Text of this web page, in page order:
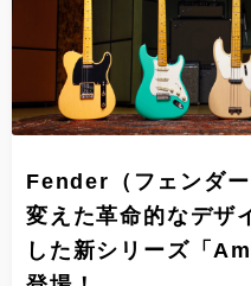
Fender（フェンダ
変えた革命的なデザ
した新シリーズ「